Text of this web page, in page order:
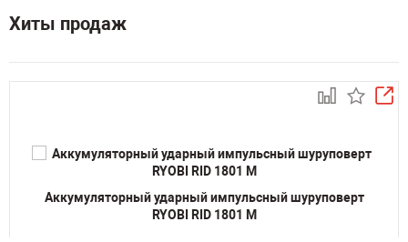
Хиты продаж
Аккумуляторный ударный импульсный шуруповерт
RYOBI RID 1801 M